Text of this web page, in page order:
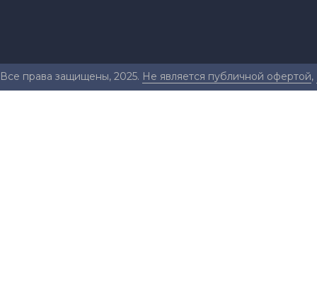
Все права защищены, 2025. Не является публичной офертой,